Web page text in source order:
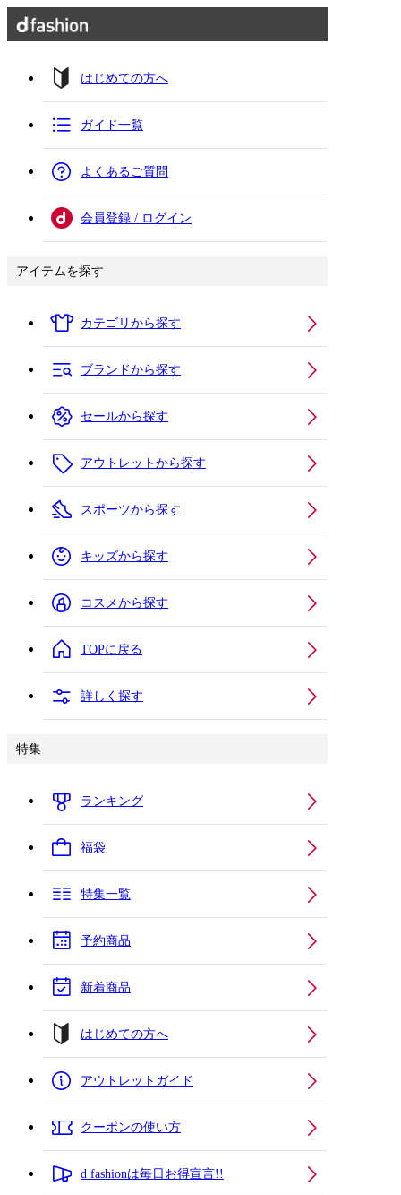
はじめての方へ
ガイド一覧
よくあるご質問
会員登録 / ログイン
アイテムを探す
カテゴリから探す
ブランドから探す
セールから探す
アウトレットから探す
スポーツから探す
キッズから探す
コスメから探す
TOPに戻る
詳しく探す
特集
ランキング
福袋
特集一覧
予約商品
新着商品
はじめての方へ
アウトレットガイド
クーポンの使い方
d fashionは毎日お得宣言!!